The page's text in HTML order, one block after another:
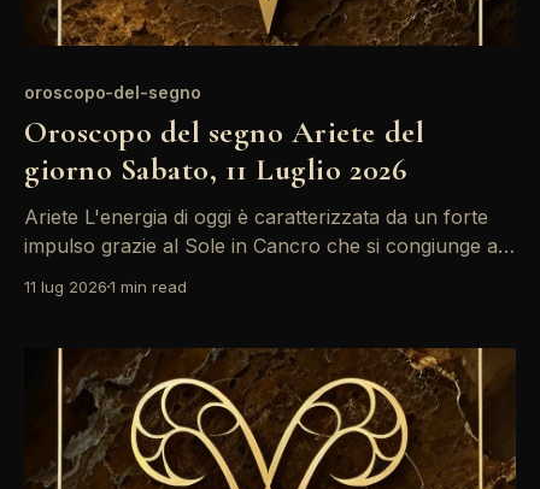
oroscopo-del-segno
Oroscopo del segno Ariete del
giorno Sabato, 11 Luglio 2026
Ariete L'energia di oggi è caratterizzata da un forte
impulso grazie al Sole in Cancro che si congiunge a
per riflettere sulle tue ambizioni e fare piani concreti.
potrebbero presentarsi; affrontali con
11 lug 20261 min read